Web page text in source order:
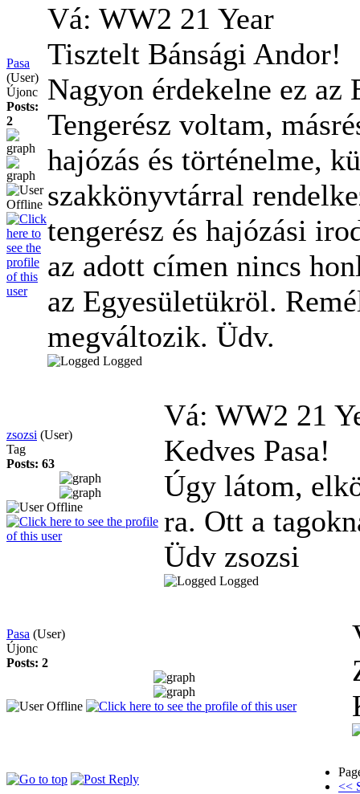
Pasa
(User)
Újonc
Posts:
2
Vá: WW2 21 Year
Tisztelt Bánsági Andor!
Nagyon érdekelne ez az
Tengerész voltam,
hajózás és történelme,
szakkönyvtárral
tengerész és hajózási
az adott címen nincs
az Egyesületükröl.
megváltozik. Üdv.
Logged
zsozsi (User)
Tag
Posts: 63
Vá: WW2 21
Kedves Pasa!
Úgy látom,
ra. Ott a
Üdv zsozsi
Logged
Pasa (User)
Újonc
Posts: 2
<<